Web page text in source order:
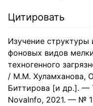
Цитировать
Изучение структуры
фоновых видов
техногенного
/ М.М. Хуламханова,
Биттирова [и др.]. —
NovaInfo, 2021. — №